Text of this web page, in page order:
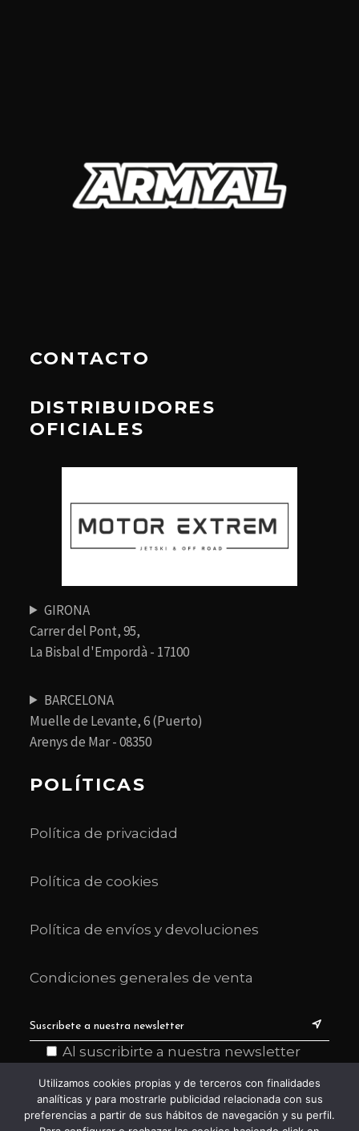
CONTACTO
DISTRIBUIDORES
OFICIALES
GIRONA
Carrer del Pont, 95,
La Bisbal d'Empordà - 17100
BARCELONA
Muelle de Levante, 6 (Puerto)
Arenys de Mar - 08350
POLÍTICAS
Política de privacidad
Política de cookies
Política de envíos y devoluciones
Condiciones generales de venta
Al suscribirte a nuestra newsletter
información sobre política de privacidad
y aceptas recibir comunicaciones de
Utilizamos cookies propias y de terceros con finalidades
analíticas y para mostrarle publicidad relacionada con sus
preferencias a partir de sus hábitos de navegación y su perfil.